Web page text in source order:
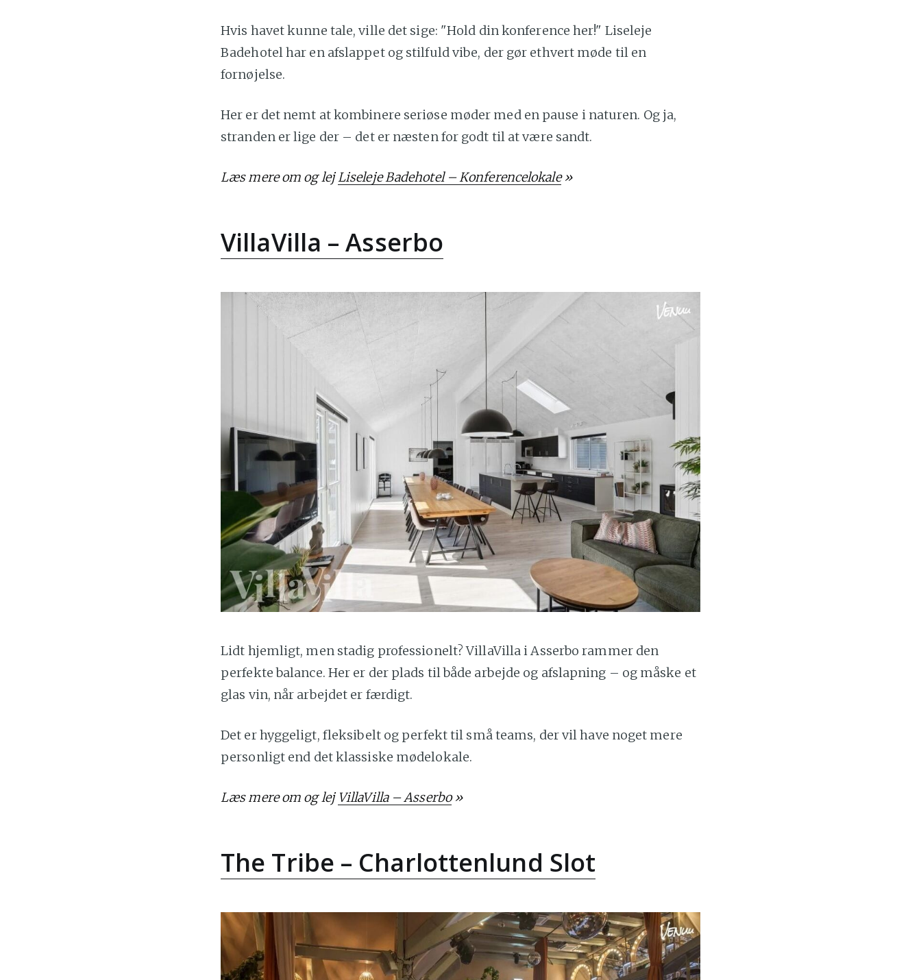
Hvis havet kunne tale, ville det sige: "Hold din konference her!" Liseleje
Badehotel har en afslappet og stilfuld vibe, der gør ethvert møde til en
fornøjelse.
Her er det nemt at kombinere seriøse møder med en pause i naturen. Og ja,
stranden er lige der – det er næsten for godt til at være sandt.
Læs mere om og lejLiseleje Badehotel – Konferencelokale»
VillaVilla – Asserbo
Lidt hjemligt, men stadig professionelt? VillaVilla i Asserbo rammer den
perfekte balance. Her er der plads til både arbejde og afslapning – og måske et
glas vin, når arbejdet er færdigt.
Det er hyggeligt, fleksibelt og perfekt til små teams, der vil have noget mere
personligt end det klassiske mødelokale.
Læs mere om og lej VillaVilla – Asserbo»
The Tribe – Charlottenlund Slot